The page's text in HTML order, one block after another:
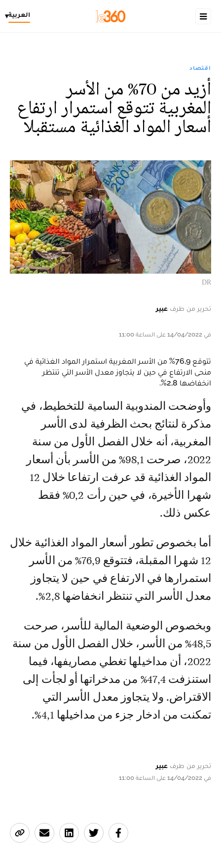
العربية▾
اقتصاد
أزيد من 70% من الأسر
المغربية تتوقع استمرار ارتفاع
أسعار المواد الغذائية مستقبلا
DR
تحرير من طرف عبير
في 14/04/2022 على الساعة 11:00
تتوقع 76,9% من الأسر المغربية استمرار المواد الغذائية في
منحى الارتفاع في حين لا يتجاوز معدل الأسر التي تنتظر
انخفاضها 2,8%.
وأوضحت المندوبية السامية للتخطيط، في
مذكرة لنتائج بحث الظرفية لدى الأسر
المغربية، أنه خلال الفصل الأول من سنة
2022، صرحت 98,1% من الأسر بأن أسعار
المواد الغذائية قد عرفت ارتفاعا خلال 12
شهرا الأخيرة، في حين رأت 0,2% فقط
عكس ذلك.
أما بخصوص تطور أسعار المواد الغذائية خلال
12 شهرا المقبلة، فتتوقع 76,9% من الأسر
استمرارها في الارتفاع في حين لا يتجاوز
معدل الأسر التي تنتظر انخفاضها 2,8%.
وبخصوص الوضعية المالية للأسر، صرحت
48,5% من الأسر، خلال الفصل الأول من سنة
2022، أن مداخيلها تغطي مصاريفها، فيما
استنزفت 47,4% من مدخراتها أو لجأت إلى
الاقتراض. ولا يتجاوز معدل الأسر التي
تمكنت من ادخار جزء من مداخيلها 4,1%.
تحرير من طرف عبير
في 14/04/2022 على الساعة 11:00